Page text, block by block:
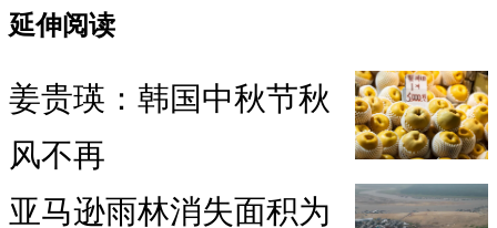
延伸阅读
姜贵瑛：韩国中秋节秋
风不再
亚马逊雨林消失面积为